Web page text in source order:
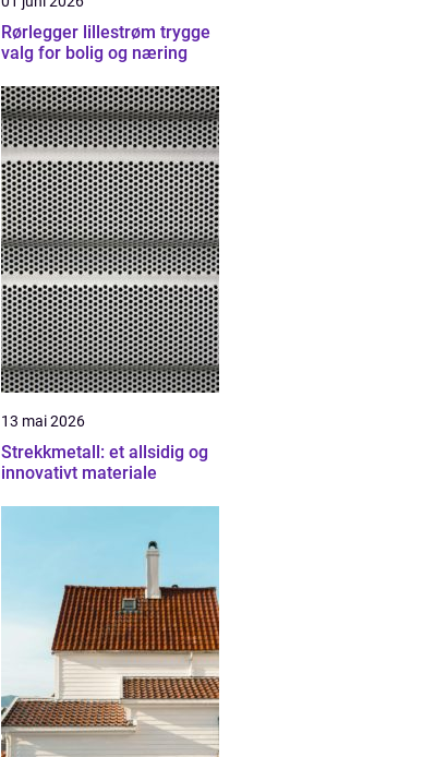
Rørlegger lillestrøm trygge
valg for bolig og næring
13 mai 2026
Strekkmetall: et allsidig og
innovativt materiale